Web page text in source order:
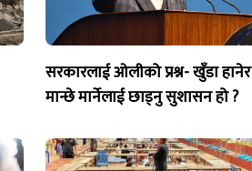
सरकारलाई ओलीको प्रश्न- खुँडा हानेर
मान्छे मार्नेलाई छाड्नु सुशासन हो ?